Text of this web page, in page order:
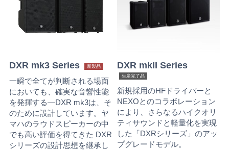
DXR mk3 Series 新製品
一瞬で全てが判断される場面
においても、確実な音響性能
を発揮する―DXR mk3は、そ
のために設計しています。ヤ
マハのラウドスピーカーの中
でも高い評価を得てきた DXR
シリーズの設計思想を継承し
DXR mkII Series
生産完了品
新規採用のHFドライバーと
NEXOとのコラボレーション
により、さらなるハイクオリ
ティサウンドと軽量化を実現
した「DXRシリーズ」のアッ
プグレードモデル。